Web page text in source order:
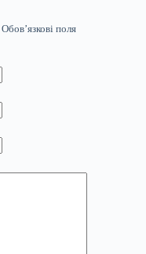
Обов’язкові поля